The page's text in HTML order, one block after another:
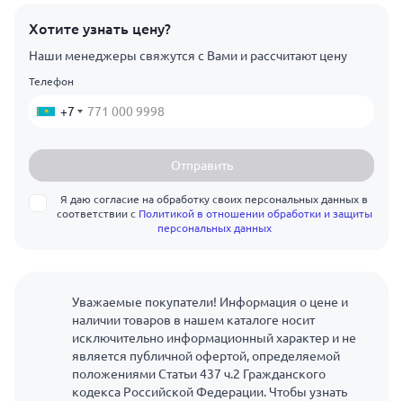
Хотите узнать цену?
Наши менеджеры свяжутся с Вами и рассчитают цену
Телефон
+7
Отправить
Я даю согласие на обработку своих персональных данных в
соответствии с Политикой в отношении обработки и защиты
персональных данных
Уважаемые покупатели! Информация о цене и
наличии товаров в нашем каталоге носит
исключительно информационный характер и не
является публичной офертой, определяемой
положениями Статьи 437 ч.2 Гражданского
кодекса Российской Федерации. Чтобы узнать